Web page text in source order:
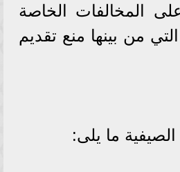
المخالفات الخاصة
من بينها منع تقديم
ما يلى: